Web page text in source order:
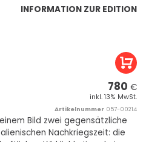
INFORMATION ZUR EDITION
780 €
inkl. 13% MwSt.
Artikelnummer 057-00214
Bild zwei gegensätzliche
Nachkriegszeit: die